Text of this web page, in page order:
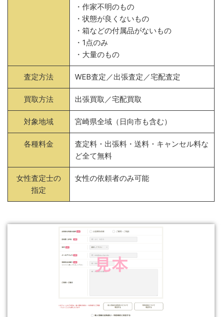
・作家不明のもの
・状態が良くないもの
・箱などの付属品がないもの
・1点のみ
・大量のもの
査定方法 WEB査定／出張査定／宅配査定
買取方法 出張買取／宅配買取
対象地域 宮崎県全域（日向市も含む）
各種料金
査定料・出張料・送料・キャンセル料な
ど全て無料
女性査定士の
指定
女性の依頼者のみ可能